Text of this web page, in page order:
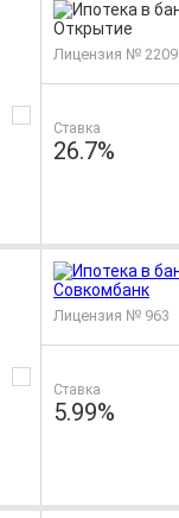
Лицензия № 2209
Ставка
26.7%
Лицензия № 963
Ставка
5.99%